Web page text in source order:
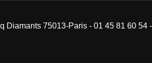
75013-Paris - 01 45 81 60 54 -